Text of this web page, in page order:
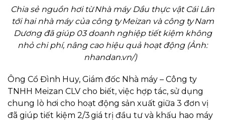
Chia sẻ nguồn hơi từ Nhà máy Dầu thực vật Cái Lân
tới hai nhà máy của công ty Meizan và công ty Nam
Dương đã giúp 03 doanh nghiệp tiết kiệm không
nhỏ chi phí, nâng cao hiệu quả hoạt động (Ảnh:
nhandan.vn/)
Ông Cổ Đình Huy, Giám đốc Nhà máy – Công ty
TNHH Meizan CLV cho biết, việc hợp tác, sử dụng
chung lò hơi cho hoạt động sản xuất giữa 3 đơn vị
đã giúp tiết kiệm 2/3 giá trị đầu tư và khấu hao máy